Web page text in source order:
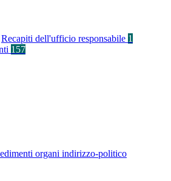
Recapiti dell'ufficio responsabile 1
157
organi indirizzo-politico